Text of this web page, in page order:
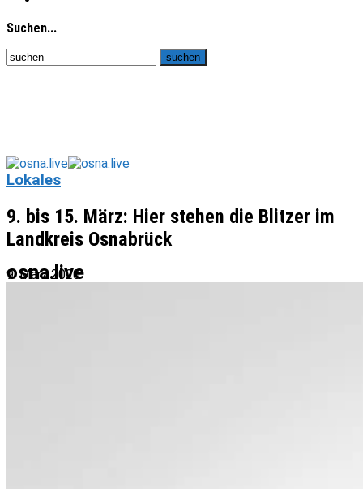
Suchen...
osna.live
Lokales
9. bis 15. März: Hier stehen die Blitzer im
Landkreis Osnabrück
9. März 2020